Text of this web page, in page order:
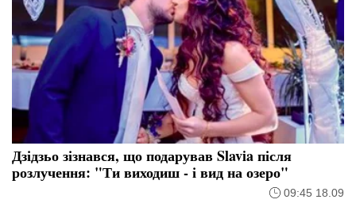
Дзідзьо зізнався, що подарував Slavia після
розлучення: "Ти виходиш - і вид на озеро"
09:45 18.09